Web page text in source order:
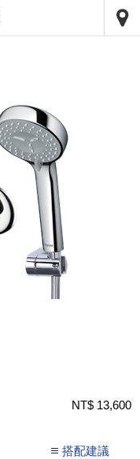
NT$ 13,600
搭配建議